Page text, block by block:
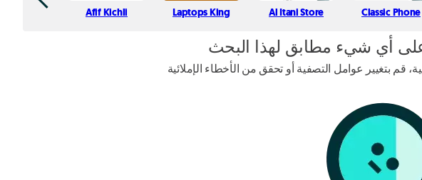
Afif Kichli Laptops King Al Itani Store Classic Phone
على أي شيء مطابق لهذا البحث
بتغيير عوامل التصفية أو تحقق من الأخطاء الإملائية